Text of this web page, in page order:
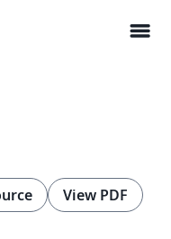
menu
View PDF